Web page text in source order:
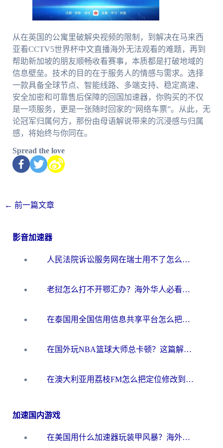
从在英国的公寓里破解央视频的限制，到解决在马来西
亚看CCTV5世界杯中文直播海外无法观看的难题，再到
帮助新加坡的朋友顺畅收看赛事，本质都是打破地域的
信息壁垒。技术的目的在于服务人的情感与需求。选择
一款具备全球节点、智能线路、多端支持、稳定高速、
安全加密和可靠售后保障的回国加速器，你购买的不仅
是一项服务，更是一张随时回家的“网络车票”。从此，无
论冠军归属何方，那份由母语解说带来的沉浸感与归属
感，将始终与你同在。
Spread the love
← 前一篇文章
影音加速器
人民法院诉讼服务网在瑞士用不了怎么办？海外华人必备的回国加速指南
老挝怎么打不开鄂汇办？海外华人必看的回国加速全攻略（附欧洲杯小说流畅技巧）
在泰国用全国信用信息共享平台怎么把定位修改到中国国内？海外党解决国内服务访问难题的实用指南
在国外玩NBA篮球大师总卡顿？这篇解决你所有海外看国内内容的烦恼
在澳大利亚用荔枝FM怎么把定位修改到中国国内？海外华人必看的内容访问指南
加速国内游戏
在美国用什么加速器玩装甲风暴？海外玩家亲测有效的国服游戏加速指南